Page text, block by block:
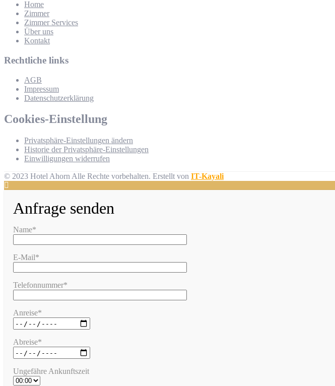
Home
Zimmer
Zimmer Services
Über uns
Kontakt
Rechtliche links
AGB
Impressum
Datenschutzerklärung
Cookies-Einstellung
Privatsphäre-Einstellungen ändern
Historie der Privatsphäre-Einstellungen
Einwilligungen widerrufen
© 2023 Hotel Ahorn Alle Rechte vorbehalten. Erstellt von IT-Kayali
Anfrage senden
Name*
E-Mail*
Telefonnummer*
Anreise*
Abreise*
Ungefähre Ankunftszeit